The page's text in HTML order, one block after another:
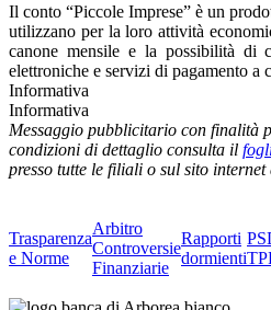
Il conto “Piccole Imprese” è un
utilizzano per la loro attività
canone mensile e la possibilità di
elettroniche e servizi di pagamento a
Informativa
Informativa
Messaggio pubblicitario con finalità
condizioni di dettaglio consulta il
presso tutte le filiali o sul sito internet
Trasparenza
e Norme
Arbitro
Controversie
Finanziarie
Rapporti
dormienti